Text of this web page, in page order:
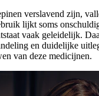
verslavend zijn,
lijkt soms
vaak geleidelijk.
en duidelijke
van deze medicijnen.